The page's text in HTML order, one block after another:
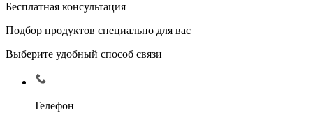
Бесплатная консультация
Подбор продуктов специально для вас
Выберите удобный способ связи
Телефон